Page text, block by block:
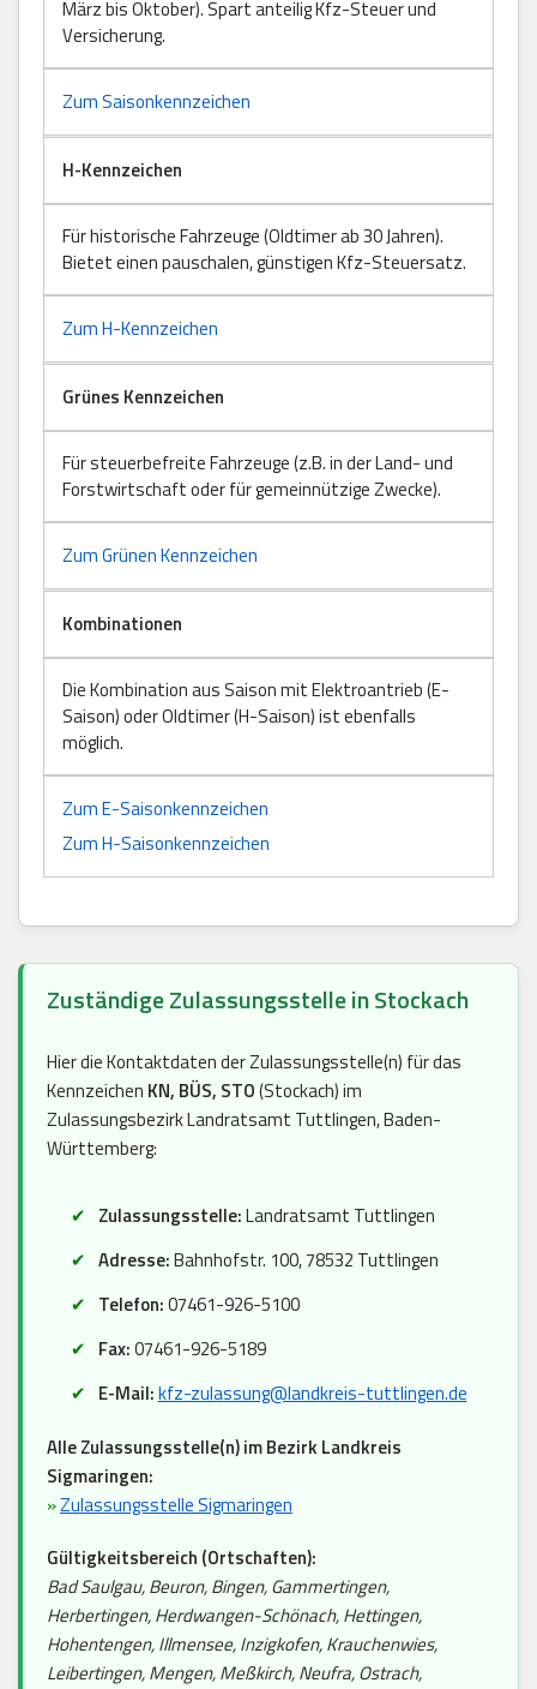
März bis Oktober). Spart anteilig Kfz-Steuer und
Versicherung.
Zum Saisonkennzeichen
H-Kennzeichen
Für historische Fahrzeuge (Oldtimer ab 30 Jahren).
Bietet einen pauschalen, günstigen Kfz-Steuersatz.
Zum H-Kennzeichen
Grünes Kennzeichen
Für steuerbefreite Fahrzeuge (z.B. in der Land- und
Forstwirtschaft oder für gemeinnützige Zwecke).
Zum Grünen Kennzeichen
Kombinationen
Die Kombination aus Saison mit Elektroantrieb (E-
Saison) oder Oldtimer (H-Saison) ist ebenfalls
möglich.
Zum E-Saisonkennzeichen
Zum H-Saisonkennzeichen
Zuständige Zulassungsstelle in Stockach
Hier die Kontaktdaten der Zulassungsstelle(n) für das
Kennzeichen KN, BÜS, STO(Stockach) im
Zulassungsbezirk Landratsamt Tuttlingen, Baden-
Württemberg:
Zulassungsstelle:Landratsamt Tuttlingen
Adresse:Bahnhofstr. 100, 78532 Tuttlingen
Telefon:07461-926-5100
Fax:07461-926-5189
E-Mail:kfz-zulassung@landkreis-tuttlingen.de
Alle Zulassungsstelle(n) im Bezirk Landkreis
Sigmaringen:
»Zulassungsstelle Sigmaringen
Gültigkeitsbereich (Ortschaften):
Bad Saulgau, Beuron, Bingen, Gammertingen,
Herbertingen, Herdwangen-Schönach, Hettingen,
Hohentengen, Illmensee, Inzigkofen, Krauchenwies,
Leibertingen, Mengen, Meßkirch, Neufra, Ostrach,